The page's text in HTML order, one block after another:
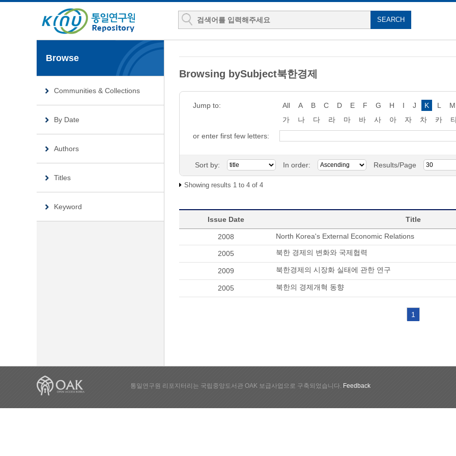
Browse
Communities & Collections
By Date
Authors
Titles
Keyword
Browsing bySubject북한경제
Jump to: All A B C D E F G H I J K L M
가
나 다 라 마 바 사 아 자 차 카
or enter first few letters:
Sort by: In order: Results/Page
Showing results 1 to 4 of 4
Issue Date Title
2008 North Korea's External Economic Relations
2005 북한 경제의 변화와 국제협력
2009 북한경제의 시장화 실태에 관한 연구
2005 북한의 경제개혁 동향
1
통일연구원 리포지터리는 국립중앙도서관 OAK 보급사업으로 구축되었습니다. Feedback